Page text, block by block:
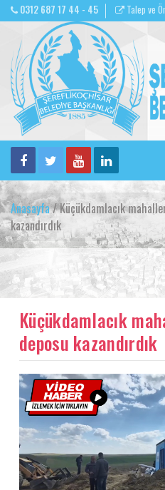
0312 687 17 44 - 45 Talep ve
Anasayfa/ Küçükdamlacık
kazandırdık
Küçükdamlacık
deposu kazandırdık